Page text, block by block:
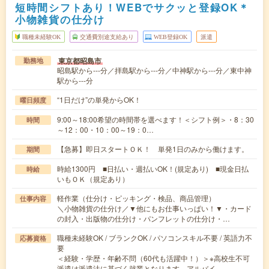
短時間シフトあり！WEBでサクッと登録OK＊
小物雑貨の仕分け
職種未経験OK 交通費別途支給あり WEB登録OK 派遣
勤務地 東京都昭島市
昭島駅から---分／拝島駅から---分／中神駅から---分／東中神
駅から---分
曜日頻度 “1日だけ”の単発からOK！
時間
9:00～18:00希望の時間帯を選べます！＜シフト例＞・8：30
～12：00・10：00～19：0…
期間 【急募】即日スタートＯＫ！ 単発1日のみから働けます。
時給
時給1300円 ■日払い・週払いOK！(規定あり) ■現金日払
いもＯＫ（規定あり）
仕事内容
軽作業（仕分け・ピッキング・検品、商品管理）
＼小物雑貨の仕分け／▼他にもお仕事いっぱい！▼・カード
の封入・出版物の仕分け・パンフレットの仕分け・…
応募資格
職種未経験OK / ブランクOK / パソコンスキル不要 / 英語力不
要
＜経験・学歴・年齢不問（60代も活躍中！）＞※高校生不可